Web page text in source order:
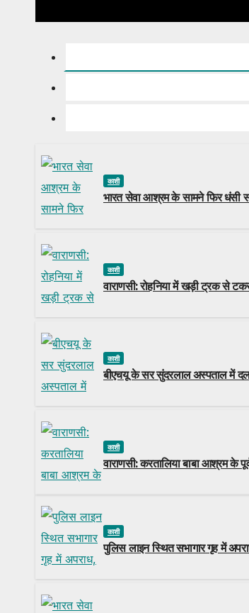
काशी
भारत सेवा आश्रम के सामने फिर धंसी
काशी
वाराणसी: रोहनिया में खड़ी ट्रक से
काशी
बीएचयू के सर सुंदरलाल अस्पताल में
काशी
वाराणसी: करतालिया बाबा आश्रम के
काशी
पुलिस लाइन स्थित सभागार गृह में